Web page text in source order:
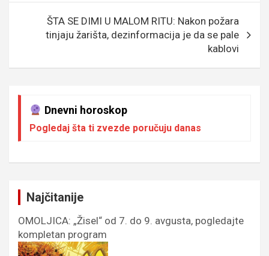
k
p
ŠTA SE DIMI U MALOM RITU: Nakon požara
tinjaju žarišta, dezinformacija je da se pale
kablovi
Dnevni horoskop
Pogledaj šta ti zvezde poručuju danas
Najčitanije
OMOLJICA: „Žisel“ od 7. do 9. avgusta, pogledajte
kompletan program